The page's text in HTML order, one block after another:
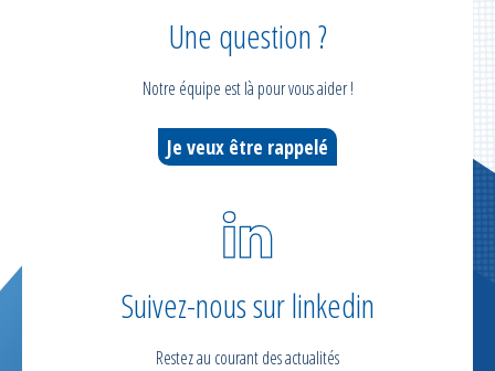
Une question ?
Notre équipe est là pour vous aider !
Je veux être rappelé
Suivez-nous sur linkedin
Restez au courant des actualités